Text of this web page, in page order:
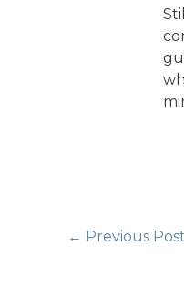
Post
← Previous Post